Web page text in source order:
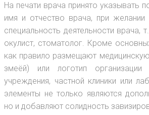
На печати врача принято указывать
имя и отчество врача, при
специальность деятельности врача,
окулист, стоматолог. Кроме
как правило размещают
змеёй) или логотип организации
учреждения, частной клиники или
элементы не только являются
но и добавляют солидность